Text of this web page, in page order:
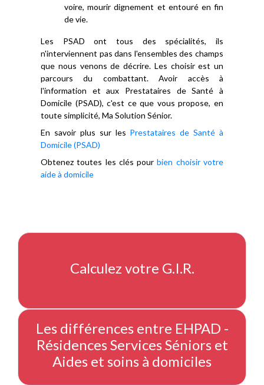
voire, mourir dignement et entouré en fin
de vie.
Les PSAD ont tous des spécialités, ils
n'interviennent pas dans l'ensembles des champs
que nous venons de décrire. Les choisir est un
parcours du combattant. Avoir accès à
l'information et aux Prestataires de Santé à
Domicile (PSAD), c'est ce que vous propose, en
toute simplicité, Ma Solution Sénior.
En savoir plus sur les Prestataires de Santé à
Domicile (PSAD)
Obtenez toutes les clés pourbien choisir votre
aide à domicile
Calculez votre G.I.R.
Les différences entre EHPAD -
Résidences Services Séniors et
Aides et soins à domiciles